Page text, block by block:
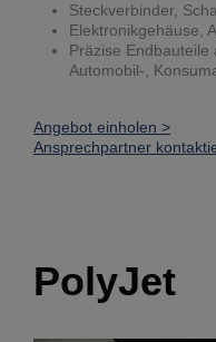
Steckverbinder,
Elektronikgehäuse,
Präzise Endbauteile
Automobil-,
Angebot einholen >
Ansprechpartner
PolyJet